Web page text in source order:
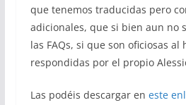
que tenemos traducidas pero
adicionales, que si bien aun no
las FAQs, si que son oficiosas al
respondidas por el propio
Las podéis descargar en este